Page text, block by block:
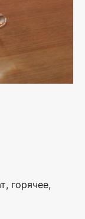
горячее,